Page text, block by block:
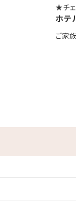
ることができます！
■食
下記
提供
8月偶
★チ
ホテ
ご家